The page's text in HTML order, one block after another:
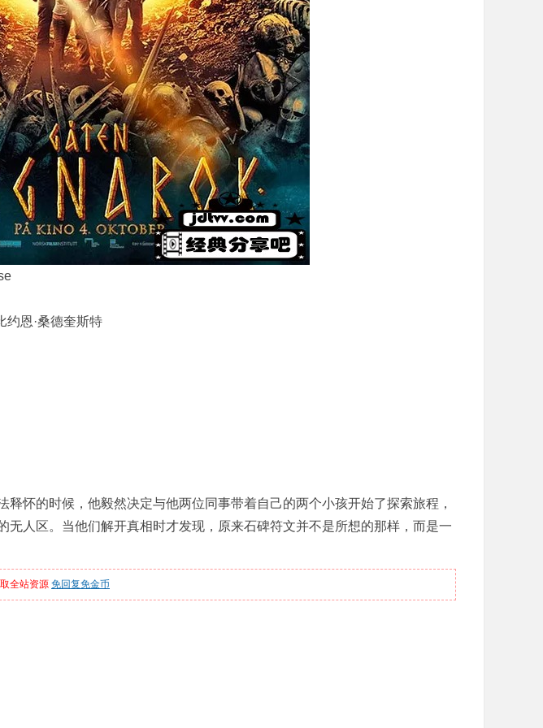
约恩·桑德奎斯特
的时候，他毅然决定与他两位同事带着自己的两个小孩开始了探索旅程，
无人区。当他们解开真相时才发现，原来石碑符文并不是所想的那样，而是一
全站资源 免回复免金币